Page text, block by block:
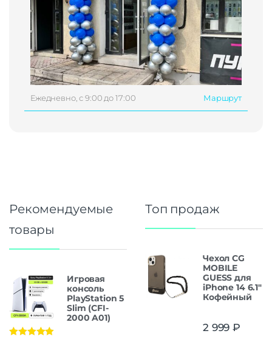
Ежедневно, с 9:00 до 17:00 Маршрут
Рекомендуемые
товары
Игровая
консоль
PlayStation 5
Slim (CFI-
2000 A01)
Топ продаж
Чехол CG
MOBILE
GUESS для
iPhone 14 6.1"
Кофейный
2 999 ₽